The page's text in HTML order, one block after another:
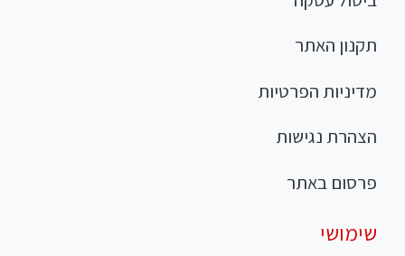
תקנון האתר
מדיניות הפרטיות
הצהרת נגישות
פרסום באתר
שימושי